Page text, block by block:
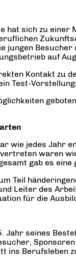
hat sich zu
jungen
auf
Kontakt zu
Test-
wie jedes Jahr
waren
gab es
Teil
Leiter des
für die
Jahr seines
ins Berufsleben